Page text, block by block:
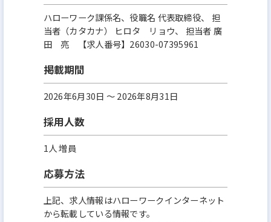
ハローワーク課係名、役職名 代表取締役、 担
当者（カタカナ） ヒロタ リョウ、 担当者 廣
田 亮 【求人番号】26030-07395961
掲載期間
2026年6月30日 〜 2026年8月31日
採用人数
1人 増員
応募方法
上記、求人情報はハローワークインターネット
から転載している情報です。